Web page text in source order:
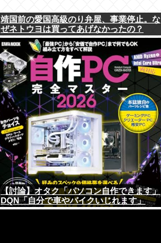
靖国前の愛国高級のり弁屋、事業停止。な
ぜネトウヨは買ってあげなかったの？
【討論】オタク「パソコン自作できます」
DQN「自分で車やバイクいじれます」